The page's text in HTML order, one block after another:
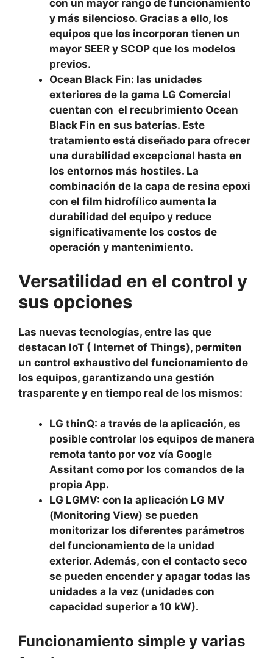
con un mayor rango de funcionamiento
y más silencioso. Gracias a ello, los
equipos que los incorporan tienen un
mayor SEER y SCOP que los modelos
previos.
Ocean Black Fin: las unidades
exteriores de la gama LG Comercial
cuentan con el recubrimiento Ocean
Black Fin en sus baterías. Este
tratamiento está diseñado para ofrecer
una durabilidad excepcional hasta en
los entornos más hostiles. La
combinación de la capa de resina epoxi
con el film hidrofílico aumenta la
durabilidad del equipo y reduce
significativamente los costos de
operación y mantenimiento.
Versatilidad en el control y
sus opciones
Las nuevas tecnologías, entre las que
destacan IoT ( Internet of Things), permiten
un control exhaustivo del funcionamiento de
los equipos, garantizando una gestión
trasparente y en tiempo real de los mismos:
LG thinQ: a través de la aplicación, es
posible controlar los equipos de manera
remota tanto por voz vía Google
Assitant como por los comandos de la
propia App.
LG LGMV: con la aplicación LG MV
(Monitoring View) se pueden
monitorizar los diferentes parámetros
del funcionamiento de la unidad
exterior. Además, con el contacto seco
se pueden encender y apagar todas las
unidades a la vez (unidades con
capacidad superior a 10 kW).
Funcionamiento simple y varias